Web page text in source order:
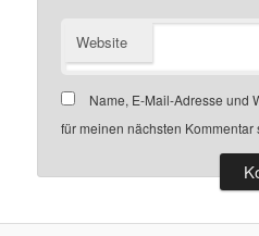
Website
Name, E-Mail-Adresse und
für meinen nächsten Kommentar